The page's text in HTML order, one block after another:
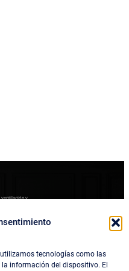
tecnologías como las
información del dispositivo. El
ventilación y
devoluciones y reembolsos